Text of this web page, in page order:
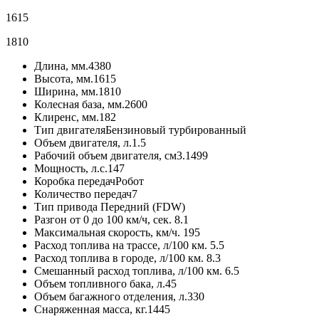
1615
1810
Длина, мм.4380
Высота, мм.1615
Ширина, мм.1810
Колесная база, мм.2600
Клиренс, мм.182
Тип двигателяБензиновый турбированный
Объем двигателя, л.1.5
Рабочий объем двигателя, см3.1499
Мощность, л.с.147
Коробка передачРобот
Количество передач7
Тип привода Передний (FDW)
Разгон от 0 до 100 км/ч, сек. 8.1
Максимальная скорость, км/ч. 195
Расход топлива на трассе, л/100 км. 5.5
Расход топлива в городе, л/100 км. 8.3
Смешанный расход топлива, л/100 км. 6.5
Объем топливного бака, л.45
Объем багажного отделения, л.330
Снаряженная масса, кг.1445